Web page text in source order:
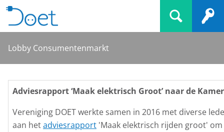
Lobby Consumentenmarkt
Adviesrapport ‘Maak elektrisch Groot’ naar de Kamer
Vereniging DOET werkte samen in 2016 met diverse
aan hetadviesrapport 'Maak elektrisch rijden groot'